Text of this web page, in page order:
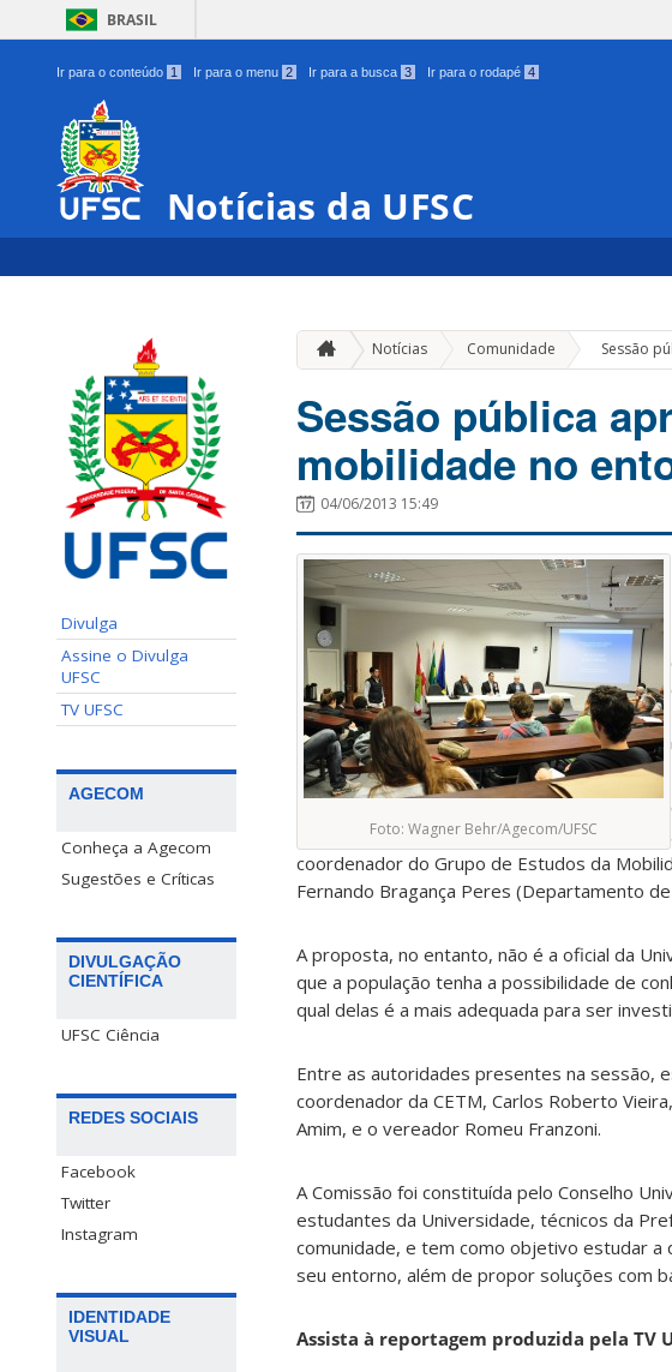
BRASIL
Ir para o conteúdo 1 Ir para o menu 2 Ir para a busca 3 Ir para o rodapé 4
Notícias da UFSC
Divulga
Assine o Divulga
UFSC
TV UFSC
AGECOM
Conheça a Agecom
Sugestões e Críticas
DIVULGAÇÃO
CIENTÍFICA
UFSC Ciência
REDES SOCIAIS
Facebook
Twitter
Instagram
IDENTIDADE
VISUAL
Notícias Comunidade » Sessão
Sessão pública
mobilidade no
04/06/2013 15:49
Foto: Wagner Behr/Agecom/UFSC
coordenador do Grupo de Estudos da
Fernando Bragança Peres (Departamento
A proposta, no entanto, não é a oficial da
que a população tenha a possibilidade de
qual delas é a mais adequada para ser
Entre as autoridades presentes na sessão,
coordenador da CETM, Carlos Roberto
Amim, e o vereador Romeu Franzoni.
A Comissão foi constituída pelo Conselho
estudantes da Universidade, técnicos da
comunidade, e tem como objetivo estudar a
seu entorno, além de propor soluções com
Assista à reportagem produzida pela TV